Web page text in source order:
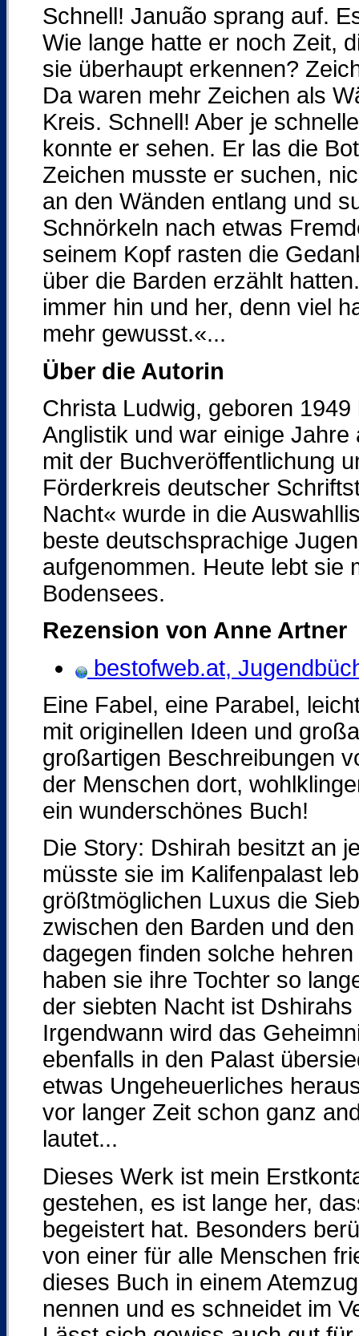
Schnell! Januão sprang auf.
Wie lange hatte er noch Zeit,
sie überhaupt erkennen?
Da waren mehr Zeichen als
Kreis. Schnell! Aber je
konnte er sehen. Er las die
Zeichen musste er suchen,
an den Wänden entlang und
Schnörkeln nach etwas
seinem Kopf rasten die
über die Barden erzählt
immer hin und her, denn viel
mehr gewusst.«...
Über die Autorin
Christa Ludwig, geboren
Anglistik und war einige
mit der Buchveröffentlichung
Förderkreis deutscher
Nacht« wurde in die
beste deutschsprachige
aufgenommen. Heute lebt sie
Bodensees.
Rezension von Anne Artner
bestofweb.at,
Eine Fabel, eine Parabel,
mit originellen Ideen und
großartigen Beschreibungen
der Menschen dort,
ein wunderschönes Buch!
Die Story: Dshirah besitzt an
müsste sie im Kalifenpalast
größtmöglichen Luxus die
zwischen den Barden und
dagegen finden solche
haben sie ihre Tochter so
der siebten Nacht ist
Irgendwann wird das
ebenfalls in den Palast
etwas Ungeheuerliches
vor langer Zeit schon ganz
lautet...
Dieses Werk ist mein
gestehen, es ist lange her,
begeistert hat. Besonders
von einer für alle Menschen
dieses Buch in einem
nennen und es schneidet im